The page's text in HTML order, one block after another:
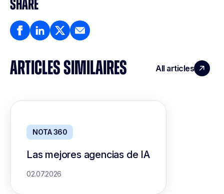
SHARE
ARTICLES SIMILAIRES All articles
NOTA 360
Las mejores agencias de IA
02.07.2026